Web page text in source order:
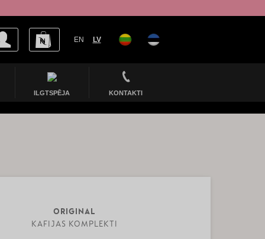
EN LV
ILGTSPĒJA KONTAKTI
ORIGINAL
KAFIJAS KOMPLEKTI